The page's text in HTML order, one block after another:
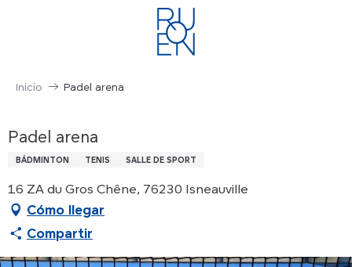
Inicio Padel arena
Padel arena
BÁDMINTON TENIS SALLE DE SPORT
16 ZA du Gros Chêne, 76230 Isneauville
Cómo llegar
Compartir